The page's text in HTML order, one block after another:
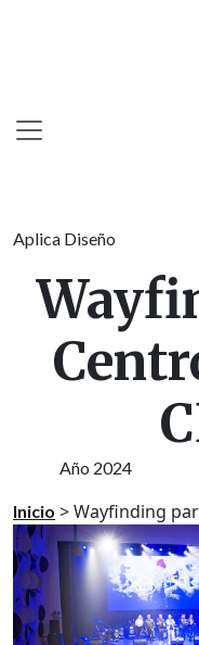
Aplica Diseño
Año 2024
Inicio >Wayfinding